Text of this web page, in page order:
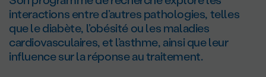
interactions entre d’autres pathologies, telles
que le diabète, l’obésité ou les maladies
cardiovasculaires, et l’asthme, ainsi que leur
influence sur la réponse au traitement.